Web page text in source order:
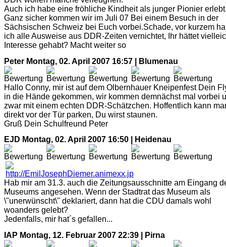
Auch ich habe eine fröhliche Kindheit als junger Pionier
Ganz sicher kommen wir im Juli 07 Bei einem Besuch in der
Sächsischen Schweiz bei Euch vorbei.Schade, vor kurzem
ich alle Ausweise aus DDR-Zeiten vernichtet, Ihr hättet
Interesse gehabt? Macht weiter so
Peter Montag, 02. April 2007 16:57 | Blumenau
Hallo Conny, mir ist auf dem Olbernhauer Kneipenfest Dein
in die Hände gekommen, wir kommen demnächst mal vorbei
zwar mit einem echten DDR-Schätzchen. Hoffentlich kann
direkt vor der Tür parken, Du wirst staunen.
Gruß Dein Schulfreund Peter
EJD Montag, 02. April 2007 16:50 | Heidenau
Hab mir am 31.3. auch die Zeitungsausschnitte am Eingang
Museums angesehen. Wenn der Stadtrat das Museum als
\"unerwünscht\" deklariert, dann hat die CDU damals wohl
woanders gelebt?
Jedenfalls, mir hat´s gefallen...
IAP Montag, 12. Februar 2007 22:39 | Pirna